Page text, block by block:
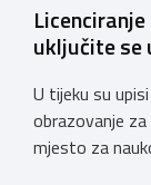
uključite se
U tijeku su
obrazovanje
mjesto za